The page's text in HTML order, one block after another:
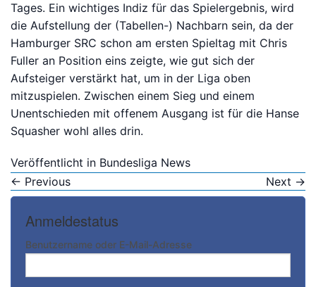
Tages. Ein wichtiges Indiz für das Spielergebnis, wird
die Aufstellung der (Tabellen-) Nachbarn sein, da der
Hamburger SRC schon am ersten Spieltag mit Chris
Fuller an Position eins zeigte, wie gut sich der
Aufsteiger verstärkt hat, um in der Liga oben
mitzuspielen. Zwischen einem Sieg und einem
Unentschieden mit offenem Ausgang ist für die Hanse
Squasher wohl alles drin.
Veröffentlicht in Bundesliga News
← Previous Next →
Anmeldestatus
Benutzername oder E-Mail-Adresse